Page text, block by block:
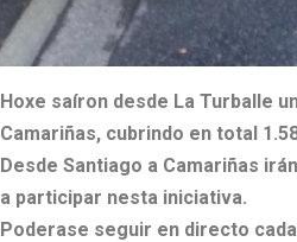
Hoxe saíron desde La Turballe
Camariñas, cubrindo en total
Desde Santiago a Camariñas
a participar nesta iniciativa.
Poderase seguir en directo